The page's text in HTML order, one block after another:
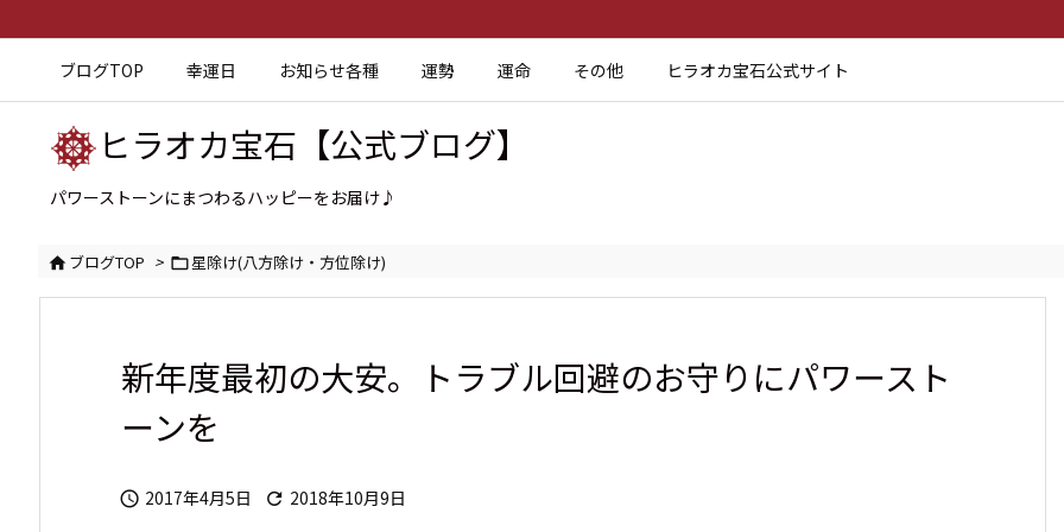
ブログTOP 幸運日 お知らせ各種 運勢 運命 その他 ヒラオカ宝石公式サイト
ヒラオカ宝石【公式ブログ】
パワーストーンにまつわるハッピーをお届け♪
ブログTOP > 星除け(八方除け・方位除け)
新年度最初の大安。トラブル回避のお守りにパワースト
ーンを
 2017年4月5日  2018年10月9日